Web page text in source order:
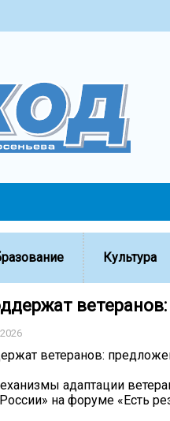
Культура
ветеранов:
адаптации
на форуме «Есть